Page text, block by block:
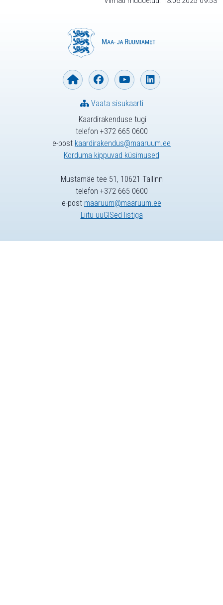
Kaardirakenduse tugi
telefon +372 665 0600
e-post kaardirakendus@maaruum.ee
Korduma kippuvad küsimused
Vaata sisukaarti
Mustamäe tee 51, 10621 Tallinn
telefon +372 665 0600
e-post maaruum@maaruum.ee
Liitu uuGISed listiga